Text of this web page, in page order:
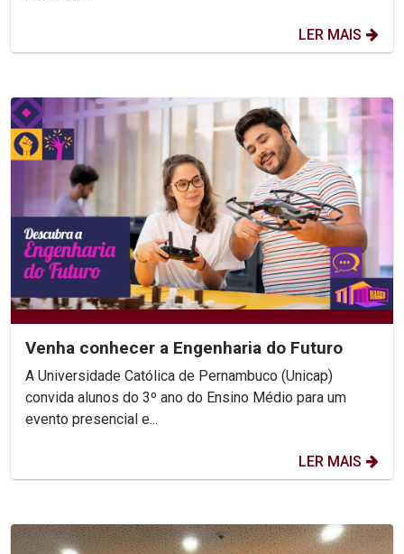
LER MAIS
Venha conhecer a Engenharia do Futuro
A Universidade Católica de Pernambuco (Unicap)
convida alunos do 3º ano do Ensino Médio para um
evento presencial e...
LER MAIS